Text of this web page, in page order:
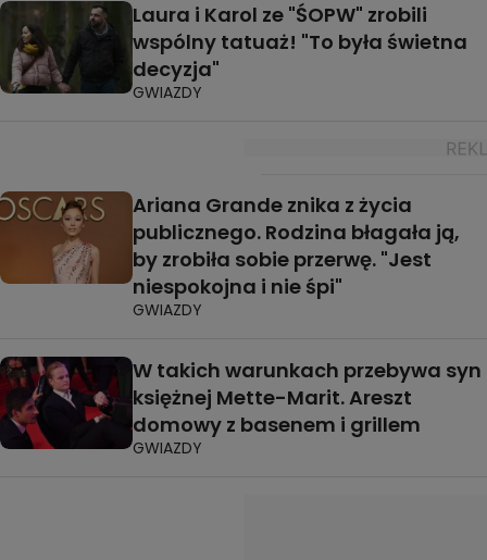
Laura i Karol ze "ŚOPW" zrobili
wspólny tatuaż! "To była świetna
decyzja"
GWIAZDY
Ariana Grande znika z życia
publicznego. Rodzina błagała ją,
by zrobiła sobie przerwę. "Jest
niespokojna i nie śpi"
GWIAZDY
W takich warunkach przebywa syn
księżnej Mette-Marit. Areszt
domowy z basenem i grillem
GWIAZDY